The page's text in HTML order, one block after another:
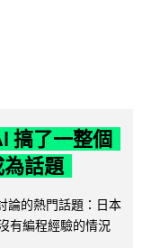
搞了一整個
話題
論的熱門話題：日本
有編程經驗的情況